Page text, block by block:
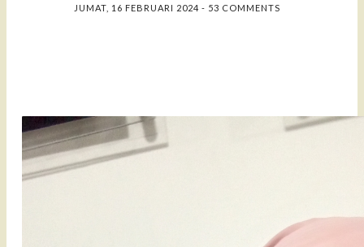
JUMAT, 16 FEBRUARI 2024- 53 COMMENTS